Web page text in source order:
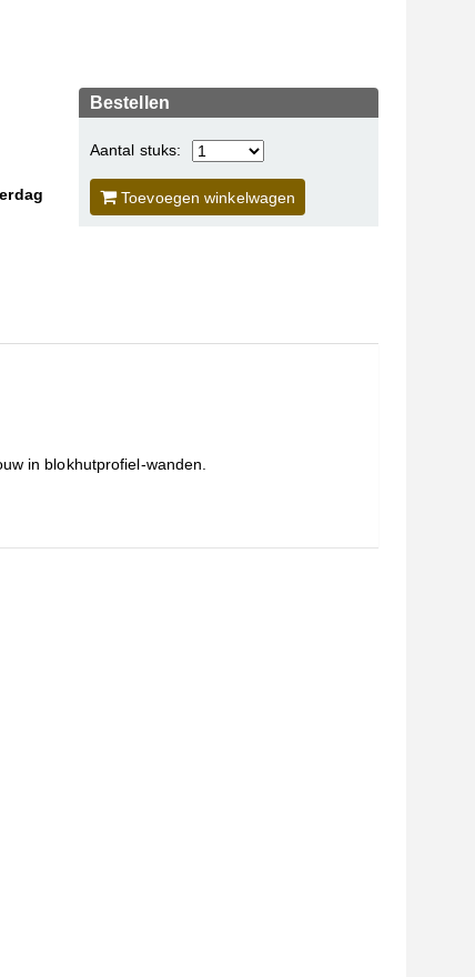
Bestellen
Aantal stuks:
Toevoegen winkelwagen
in blokhutprofiel-wanden.